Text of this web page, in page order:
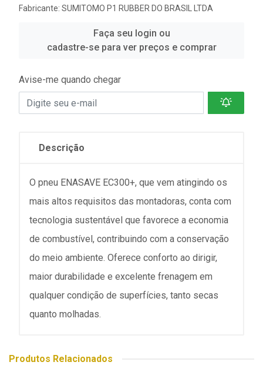
Fabricante: SUMITOMO P1 RUBBER DO BRASIL LTDA
Faça seu login ou
cadastre-se para ver preços e comprar
Avise-me quando chegar
Descrição
O pneu ENASAVE EC300+, que vem atingindo os
mais altos requisitos das montadoras, conta com
tecnologia sustentável que favorece a economia
de combustível, contribuindo com a conservação
do meio ambiente. Oferece conforto ao dirigir,
maior durabilidade e excelente frenagem em
qualquer condição de superfícies, tanto secas
quanto molhadas.
Produtos Relacionados